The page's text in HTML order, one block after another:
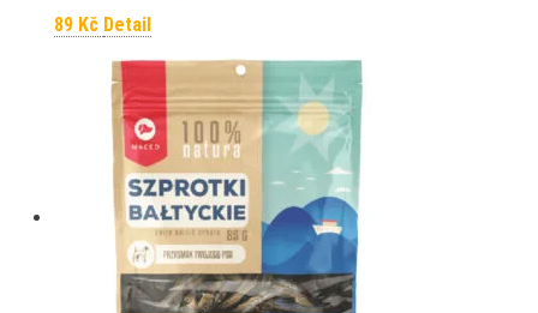
89 Kč Detail